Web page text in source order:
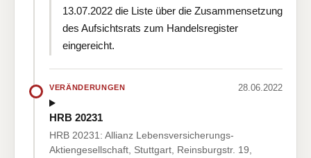
13.07.2022 die Liste über die Zusammensetzung
des Aufsichtsrats zum Handelsregister
eingereicht.
VERÄNDERUNGEN 28.06.2022
HRB 20231
HRB 20231: Allianz Lebensversicherungs-
Aktiengesellschaft, Stuttgart, Reinsburgstr. 19,